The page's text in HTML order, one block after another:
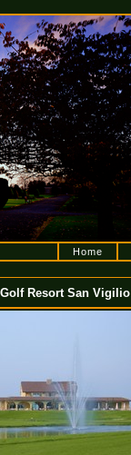
Home
Resort San Vigilio